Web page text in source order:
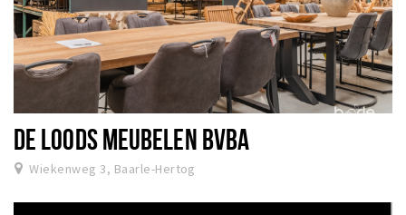
DE LOODS MEUBELEN BVBA
Wiekenweg 3, Baarle-Hertog